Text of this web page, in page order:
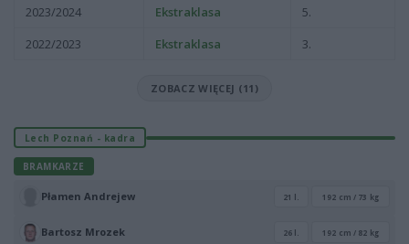
2023/2024
Ekstraklasa
5.
2022/2023
Ekstraklasa 3.
ZOBACZ WIĘCEJ (11)
Lech Poznań - kadra
BRAMKARZE
Płamen Andrejew 21 l. 192 cm / 73 kg
Bartosz Mrozek 26 l. 192 cm / 82 kg